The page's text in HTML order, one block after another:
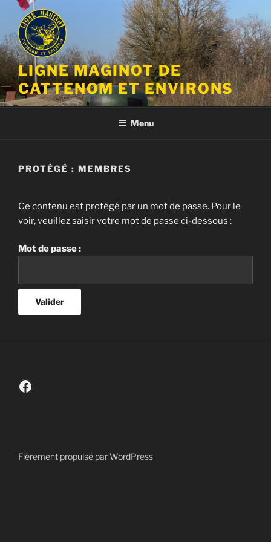
Aller
contenu
principal
LIGNE MAGINOT DE
CATTENOM ET ENVIRONS
Menu
PROTÉGÉ : MEMBRES
Ce contenu est protégé par un mot de passe. Pour le
voir, veuillez saisir votre mot de passe ci-dessous :
Mot de passe :
Facebook
Fièrement propulsé par WordPress